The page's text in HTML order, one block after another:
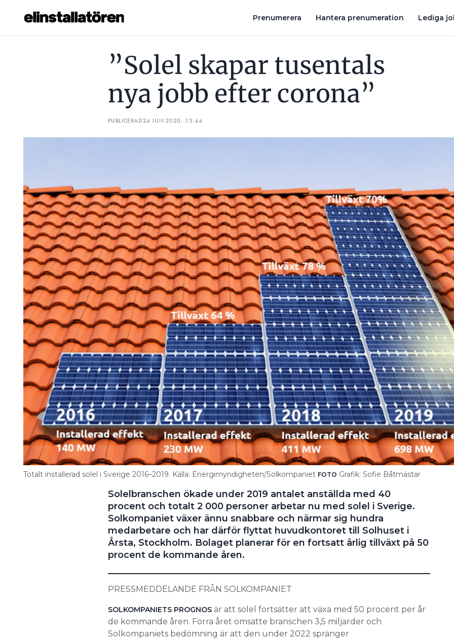
Prenumerera Hantera prenumeration Lediga
Hantera prenumeration
Om tidningen
Kontakt
Personuppgifter
Search for:
SEARCH
”Solel skapar tusentals
nya jobb efter corona”
PUBLICERAD24 JUN 2020, 13:44
Totalt installerad solel i Sverige 2016–2019. Källa: Energimyndigheten/Solkompaniet FOTO Grafik: Sofie Båtmästar
Solelbranschen ökade under 2019 antalet anställda med 40
procent och totalt 2 000 personer arbetar nu med solel i Sverige.
Solkompaniet växer ännu snabbare och närmar sig hundra
medarbetare och har därför flyttat huvudkontoret till Solhuset i
Årsta, Stockholm. Bolaget planerar för en fortsatt årlig tillväxt på 50
procent de kommande åren.
PRESSMEDDELANDE FRÅN SOLKOMPANIET
SOLKOMPANIETS PROGNOSär att solel fortsätter att växa med 50 procent per år
de kommande åren. Förra året omsatte branschen 3,5 miljarder och
Solkompaniets bedömning är att den under 2022 spränger
”SOLEL SKAPAR TUSENTALS NYA JOBB EFTER CORONA” SOLCELLSKRISEN: 700-MILJONERSBOLAG I REKONSTRUKTION